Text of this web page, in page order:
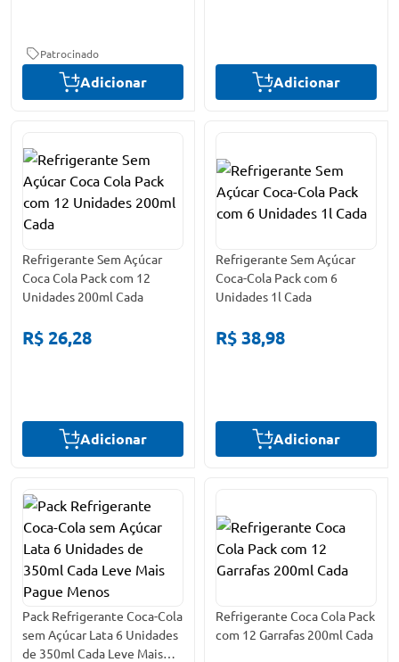
Patrocinado
Adicionar Adicionar
Refrigerante Sem Açúcar
Coca Cola Pack com 12
Unidades 200ml Cada
R$ 26,28
Adicionar
Refrigerante Sem Açúcar
Coca-Cola Pack com 6
Unidades 1l Cada
R$ 38,98
Adicionar
Pack Refrigerante Coca-Cola
sem Açúcar Lata 6 Unidades
de 350ml Cada Leve Mais
Refrigerante Coca Cola Pack
com 12 Garrafas 200ml Cada